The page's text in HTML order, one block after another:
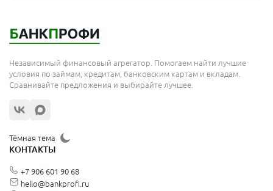
Королёв
Сергиев Посад
Орехово-Зуево
Щёлково
Видное
Независимый финансовый агрегатор. Помогаем найти лучшие
условия по займам, кредитам, банковским картам и вкладам.
Сравнивайте предложения и выбирайте лучшее.
Тёмная тема
КОНТАКТЫ
+7 906 601 90 68
hello@bankprofi.ru